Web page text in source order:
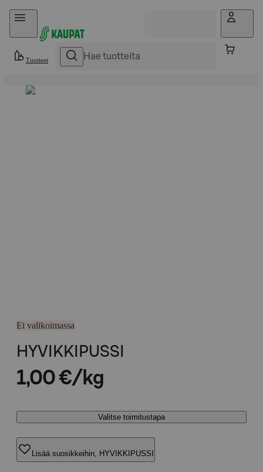
Hyppää sisältöön
Tuotteet
Ei valikoimassa
HYVIKKIPUSSI
1,00 €/kg
Valitse toimitustapa
Lisää suosikkeihin, HYVIKKIPUSSI